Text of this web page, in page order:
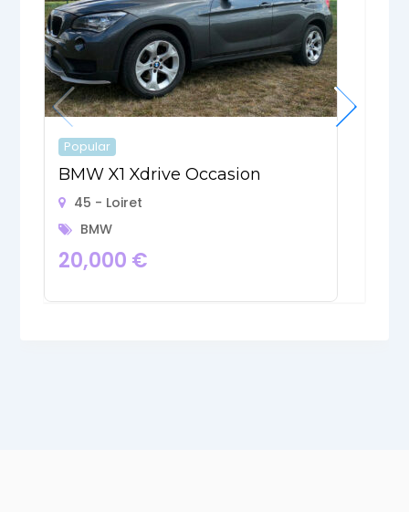
Popular
BMW X1 Xdrive Occasion
45 - Loiret
BMW
20,000 €